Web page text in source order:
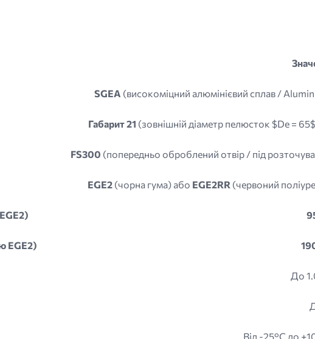
SGEA (високоміцний алюмінієвий сплав /
Габарит 21 (зовнішній діаметр пелюсток $De =
FS300 (попередньо оброблений отвір / під
EGE2 (чорна гума) або EGE2RR (червоний
EGE2)
До
Від -25°C до